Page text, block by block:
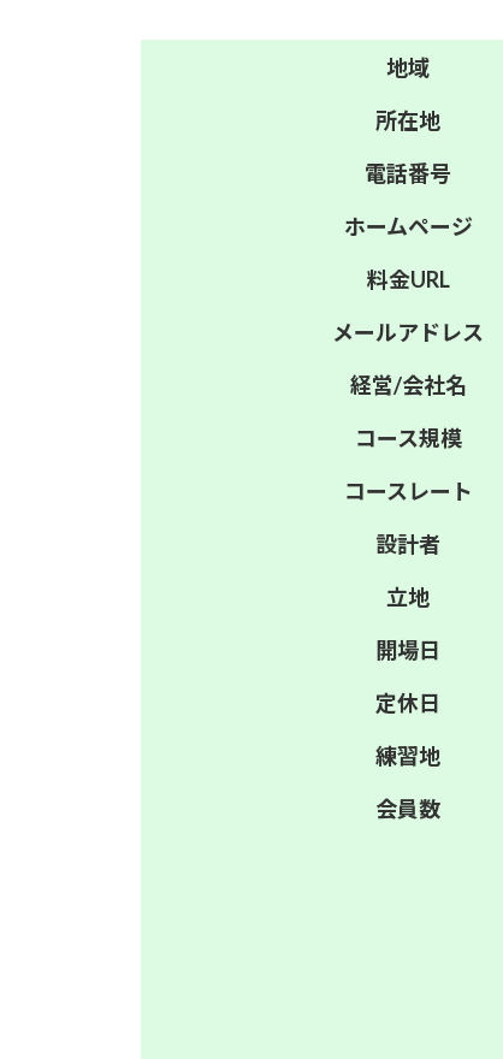
地域
所在地
電話番号
ホームページ
料金URL
メールアドレス
経営/会社名
コース規模
コースレート
設計者
立地
開場日
定休日
練習地
会員数